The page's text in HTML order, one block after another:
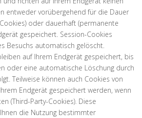
entweder vorübergehend für die Dauer
oder dauerhaft (permanente
gespeichert. Session-Cookies
Besuchs automatisch gelöscht.
auf Ihrem Endgerät gespeichert, bis
oder eine automatische Löschung durch
Teilweise können auch Cookies von
Endgerät gespeichert werden, wenn
(Third-Party-Cookies). Diese
die Nutzung bestimmter